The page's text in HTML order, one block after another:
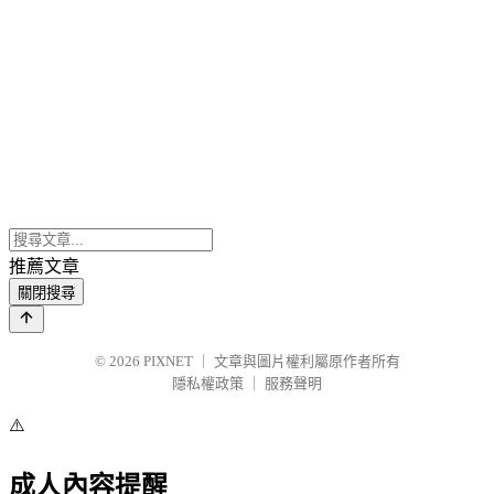
推薦文章
關閉搜尋
© 2026 PIXNET
文章與圖片權利屬原作者所有
隱私權政策
服務聲明
⚠️
成人內容提醒